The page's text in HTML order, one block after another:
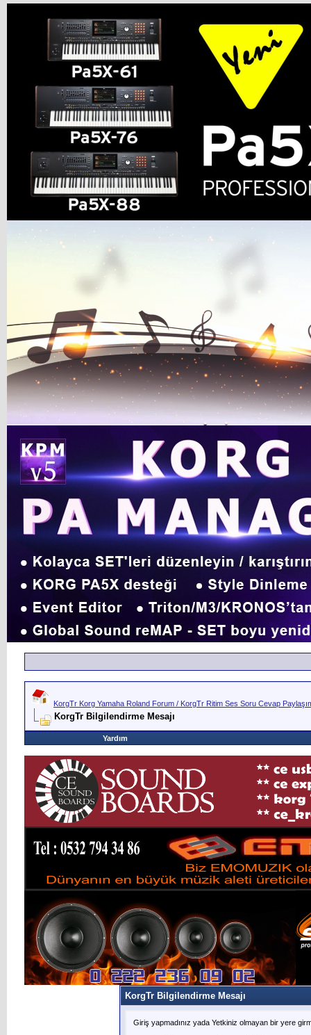
KorgTr Korg Yamaha Roland Forum / KorgTr Ritim Ses Soru Cevap
KorgTr Bilgilendirme Mesajı
Yardım
KorgTr Bilgilendirme Mesajı
Giriş yapmadınız yada Yetkiniz olmayan bir yere